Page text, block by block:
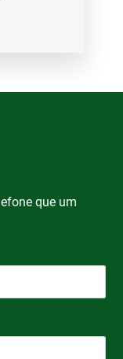
que um